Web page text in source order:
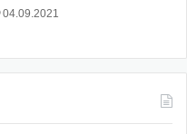
04.09.2021